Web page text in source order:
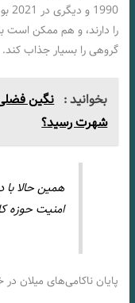
را دارند، و هم ممکن است
گروهی را بسیار جذاب کند.
بخوانید : نگین
شهرت رسید؟
همین حالا
امنیت حوزه
پایان ناکامی‌های میلان در